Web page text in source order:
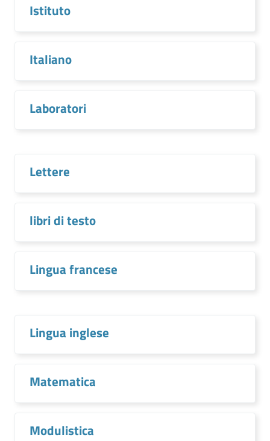
Istituto
Italiano
Laboratori
Lettere
libri di testo
Lingua francese
Lingua inglese
Matematica
Modulistica